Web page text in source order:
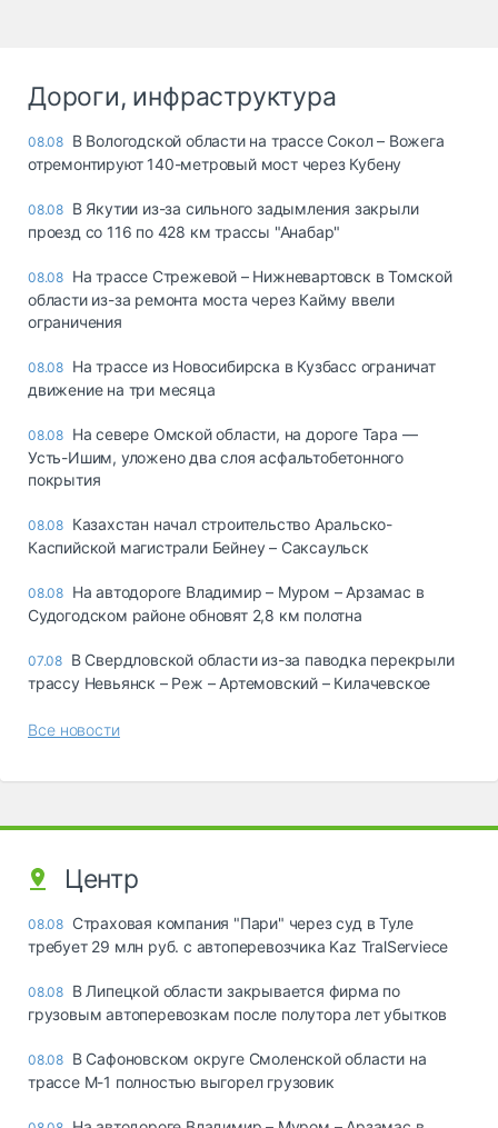
Дороги, инфраструктура
08.08 В Вологодской области на трассе Сокол – Вожега
отремонтируют 140-метровый мост через Кубену
08.08 В Якутии из-за сильного задымления закрыли
проезд со 116 по 428 км трассы "Анабар"
08.08 На трассе Стрежевой – Нижневартовск в Томской
области из-за ремонта моста через Кайму ввели
ограничения
08.08 На трассе из Новосибирска в Кузбасс ограничат
движение на три месяца
08.08 На севере Омской области, на дороге Тара —
Усть-Ишим, уложено два слоя асфальтобетонного
покрытия
08.08 Казахстан начал строительство Аральско-
Каспийской магистрали Бейнеу – Саксаульск
08.08 На автодороге Владимир – Муром – Арзамас в
Судогодском районе обновят 2,8 км полотна
07.08 В Свердловской области из-за паводка перекрыли
трассу Невьянск – Реж – Артемовский – Килачевское
Все новости
Центр
08.08 Страховая компания "Пари" через суд в Туле
требует 29 млн руб. с автоперевозчика Kaz TralServiece
08.08 В Липецкой области закрывается фирма по
грузовым автоперевозкам после полутора лет убытков
08.08 В Сафоновском округе Смоленской области на
трассе М-1 полностью выгорел грузовик